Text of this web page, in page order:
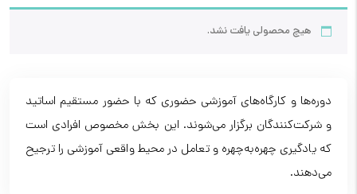
هیچ محصولی یافت نشد.
دوره‌ها و کارگاه‌های آموزشی حضوری که با حضور مستقیم اساتید
و شرکت‌کنندگان برگزار می‌شوند. این بخش مخصوص افرادی است
که یادگیری چهره‌به‌چهره و تعامل در محیط واقعی آموزشی را ترجیح
می‌دهند.